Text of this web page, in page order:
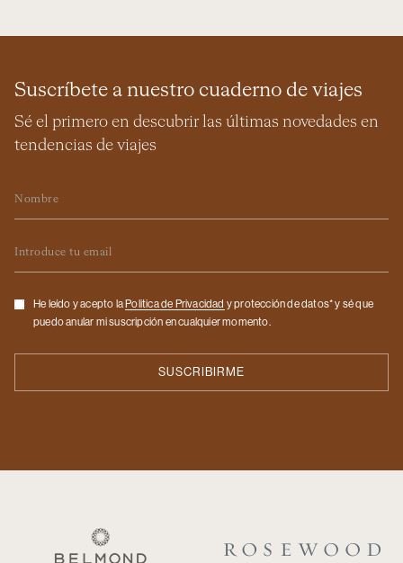
Suscríbete a nuestro cuaderno de viajes
Sé el primero en descubrir las últimas novedades en
tendencias de viajes
Checkbox
He leído y acepto la Politica de Privacidad y protección de datos* y sé que
puedo anular mi suscripción en cualquier momento.